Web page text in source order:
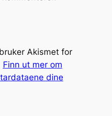
Akismet for
Finn ut mer om
dine